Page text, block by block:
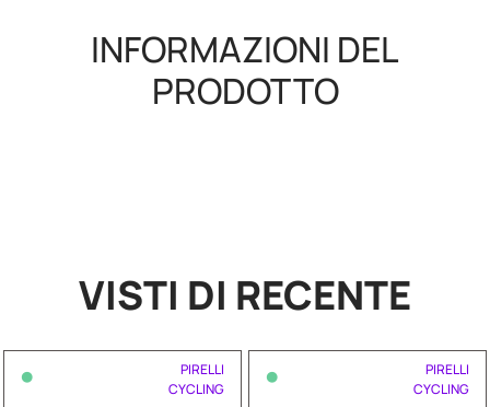
INFORMAZIONI DEL
PRODOTTO
VISTI DI RECENTE
•
PIRELLI
CYCLING
•
PIRELLI
CYCLING